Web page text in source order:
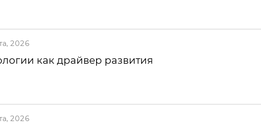
2026
как драйвер развития
2026